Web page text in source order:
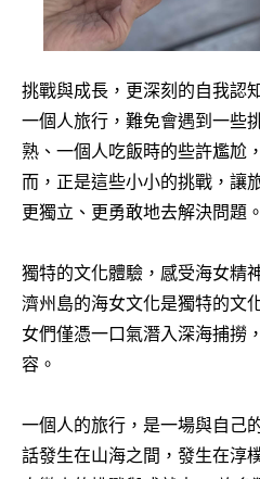
挑戰與成長，更深刻的自我認
一個人旅行，難免會遇到一些
熟、一個人吃飯時的些許尷尬
而，正是這些小小的挑戰，讓
更獨立、更勇敢地去解決問題。
獨特的文化體驗，感受海女精
濟州島的海女文化是獨特的文
女們僅憑一口氣潛入深海捕撈
容。
一個人的旅行，是一場與自己
話發生在山海之間，發生在淳